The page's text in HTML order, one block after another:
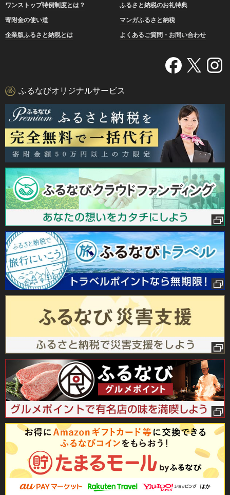
ワンストップ特例制度とは？
ふるさと納税のお礼特典
寄附金の使い道
マンガふるさと納税
企業版ふるさと納税とは
よくあるご質問・お問い合わせ
ふるなびオリジナルサービス